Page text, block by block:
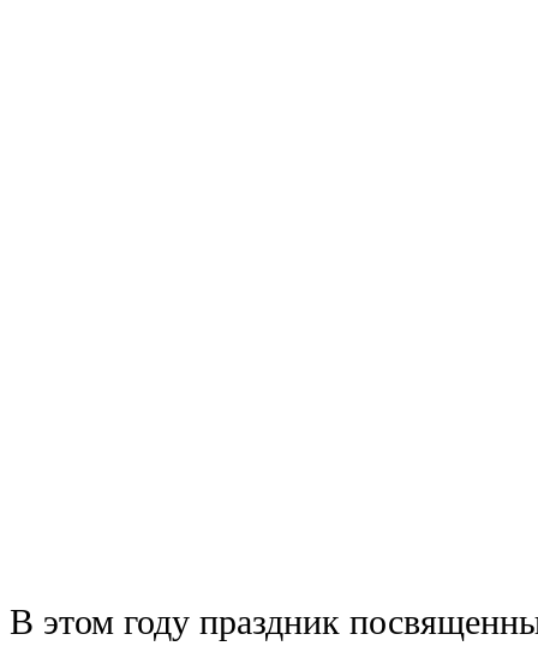
В этом году праздник